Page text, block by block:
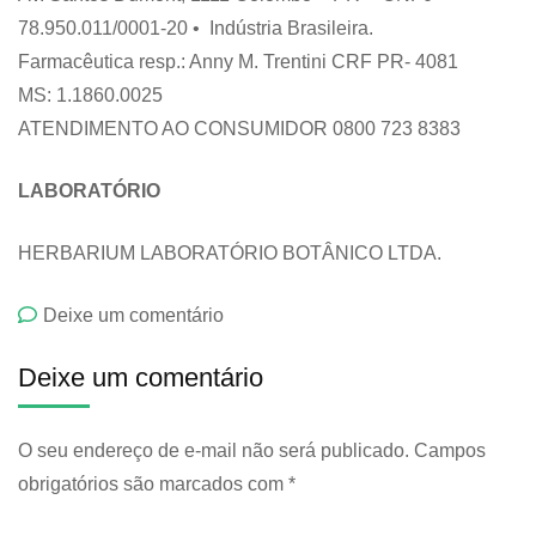
78.950.011/0001-20 • Indústria Brasileira.
Farmacêutica resp.: Anny M. Trentini CRF PR- 4081
MS: 1.1860.0025
ATENDIMENTO AO CONSUMIDOR 0800 723 8383
LABORATÓRIO
HERBARIUM LABORATÓRIO BOTÂNICO LTDA.
Deixe um comentárioemMaracujá
Deixe um comentário
O seu endereço de e-mail não será publicado. Campos
obrigatórios são marcados com *